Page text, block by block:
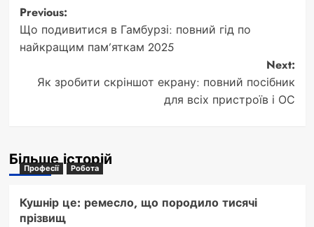
Post
navigation
Previous:
Що подивитися в Гамбурзі: повний гід по
найкращим пам’яткам 2025
Next:
Як зробити скріншот екрану: повний посібник
для всіх пристроїв і ОС
Більше історій
Професії Робота
Кушнір це: ремесло, що породило тисячі
прізвищ